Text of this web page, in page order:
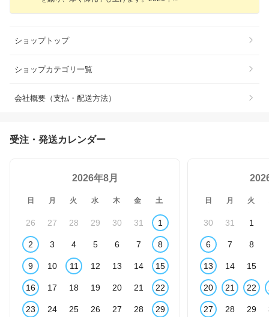
ショップトップ
ショップカテゴリ一覧
会社概要（支払・配送方法）
受注・発送カレンダー
2026年8月
日 月 火 水 木 金 土
26 27 28 29 30 31 1
2 3 4 5 6 7 8
9 10 11 12 13 14 15
16 17 18 19 20 21 22
23 24 25 26 27 28 29
日 月 火
30 31 1
6 7 8
13 14 15
20 21 22
27 28 29